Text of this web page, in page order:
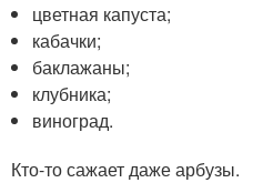
цветная капуста;
кабачки;
баклажаны;
клубника;
виноград.
Кто-то сажает даже арбузы.